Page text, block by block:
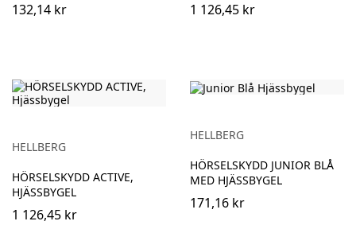
132,14 kr 1 126,45 kr
HELLBERG
HÖRSELSKYDD ACTIVE,
HJÄSSBYGEL
1 126,45 kr
HELLBERG
HÖRSELSKYDD JUNIOR BLÅ
MED HJÄSSBYGEL
171,16 kr